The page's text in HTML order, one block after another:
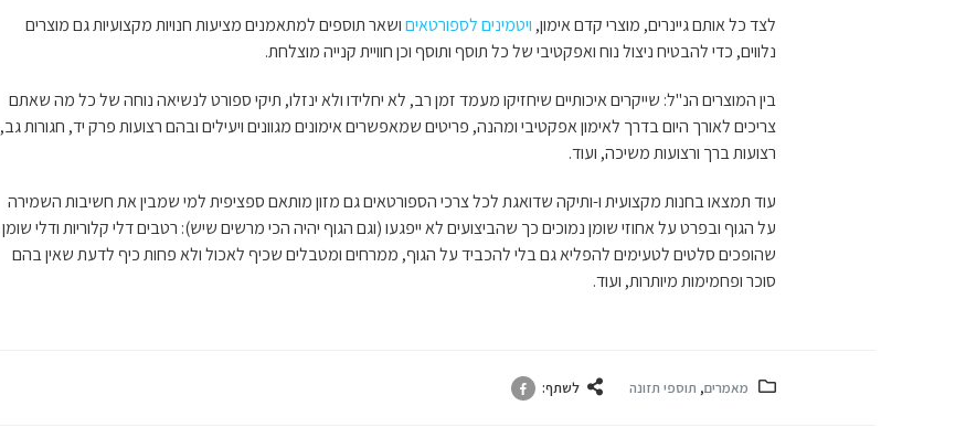
לצד כל אותם גיינרים, מוצרי קדם אימון, ויטמינים לספורטאיםושאר תוספים למתאמנים מציעות חנויות מקצועיות גם מוצרים
נלווים, כדי להבטיח ניצול נוח ואפקטיבי של כל תוסף ותוסף וכן חוויית קנייה מוצלחת.
בין המוצרים הנ"ל: שייקרים איכותיים שיחזיקו מעמד זמן רב, לא יחלידו ולא ינזלו, תיקי ספורט לנשיאה נוחה של כל מה שאתם
צריכים לאורך היום בדרך לאימון אפקטיבי ומהנה, פריטים שמאפשרים אימונים מגוונים ויעילים ובהם רצועות פרק יד, חגורות גב,
רצועות ברך ורצועות משיכה, ועוד.
עוד תמצאו בחנות מקצועית ו-ותיקה שדואגת לכל צרכי הספורטאים גם מזון מותאם ספציפית למי שמבין את חשיבות השמירה
על הגוף ובפרט על אחוזי שומן נמוכים כך שהביצועים לא ייפגעו (וגם הגוף יהיה הכי מרשים שיש): רטבים דלי קלוריות ודלי שומן
שהופכים סלטים לטעימים להפליא גם בלי להכביד על הגוף, ממרחים ומטבלים שכיף לאכול ולא פחות כיף לדעת שאין בהם
סוכר ופחמימות מיותרות, ועוד.
מאמרים, תוספי תזונה לשתף: